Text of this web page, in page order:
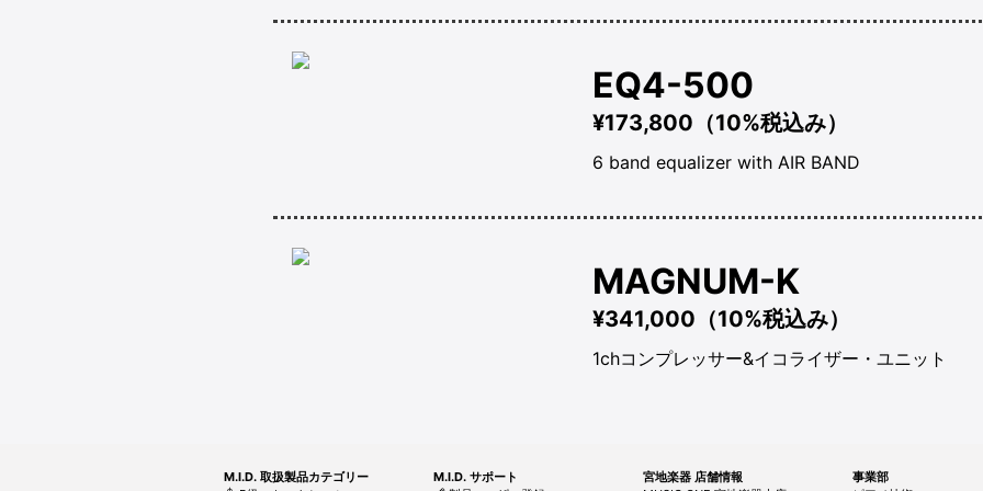
EQ4-500
¥173,800（10%税込み）
6 band equalizer with AIR BAND
MAGNUM-K
¥341,000（10%税込み）
1chコンプレッサー&イコライザー・ユニット
M.I.D. 取扱製品カテゴリー
M.I.D. サポート
宮地楽器 店舗情報
事業部